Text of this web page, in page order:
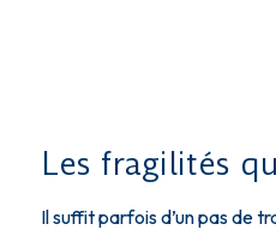
Les fragilités
Il suffit parfois d’un pas de